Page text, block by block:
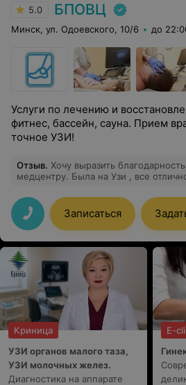
5.0 БПОВЦ
Минск, ул. Одоевского, 10/6 до
Услуги по лечению и
фитнес, бассейн, сауна. Прием
точное УЗИ!
Отзыв. Хочу выразить
медцентру. Была на Узи , все
Записаться
Криница
УЗИ органов малого таза,
УЗИ молочных желез.
Диагностика на аппарате
E-